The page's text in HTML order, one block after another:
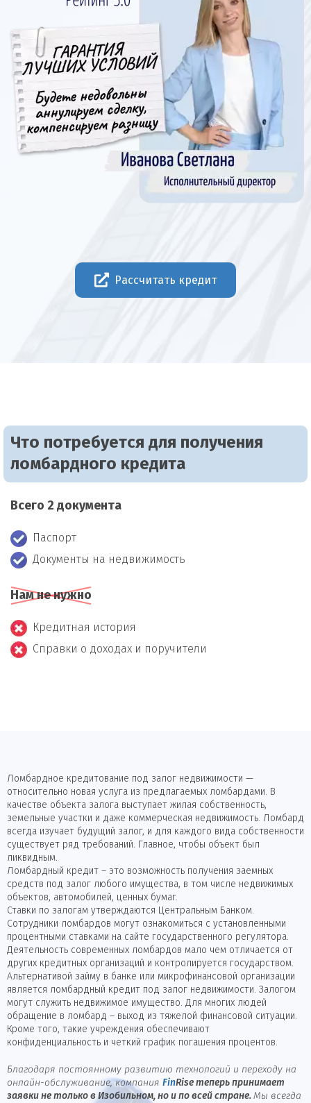
Рассчитать кредит
Что потребуется для получения
ломбардного кредита
Всего 2 документа
Паспорт
Документы на недвижимость
Нам не нужно
Кредитная история
Справки о доходах и поручители
Ломбардное кредитование под залог недвижимости —
относительно новая услуга из предлагаемых ломбардами. В
качестве объекта залога выступает жилая собственность,
земельные участки и даже коммерческая недвижимость. Ломбард
всегда изучает будущий залог, и для каждого вида собственности
существует ряд требований. Главное, чтобы объект был
ликвидным.
Ломбардный кредит – это возможность получения заемных
средств под залог любого имущества, в том числе недвижимых
объектов, автомобилей, ценных бумаг.
Ставки по залогам утверждаются Центральным Банком.
Сотрудники ломбардов могут ознакомиться с установленными
процентными ставками на сайте государственного регулятора.
Деятельность современных ломбардов мало чем отличается от
других кредитных организаций и контролируется государством.
Альтернативой займу в банке или микрофинансовой организации
является ломбардный кредит под залог недвижимости. Залогом
могут служить недвижимое имущество. Для многих людей
обращение в ломбард – выход из тяжелой финансовой ситуации.
Кроме того, такие учреждения обеспечивают
конфиденциальность и четкий график погашения процентов.
Благодаря постоянному развитию технологий и переходу на
онлайн-обслуживание, компания FinRise теперь принимает
заявки не только в Изобильном, но и по всей стране. Мы всегда